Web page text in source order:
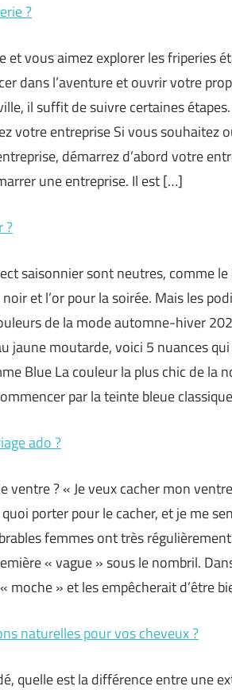
?
et vous aimez explorer les friperies
dans l’aventure et ouvrir votre
il suffit de suivre certaines
votre entreprise Si vous souhaitez
démarrez d’abord votre
une entreprise. Il est […]
?
saisonnier sont neutres, comme
et l’or pour la soirée. Mais les
de la mode automne-hiver
jaune moutarde, voici 5 nuances
Blue La couleur la plus chic de la
par la teinte bleue
ado ?
ventre ? « Je veux cacher mon
porter pour le cacher, et je me
femmes ont très
« vague » sous le nombril.
moche » et les empêcherait d’être
naturelles pour vos cheveux ?
quelle est la différence entre une